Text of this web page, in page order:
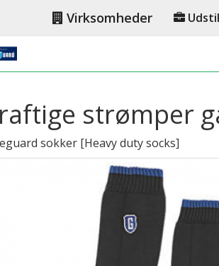
Virksomheder
strømper
sokker [Heavy duty socks]